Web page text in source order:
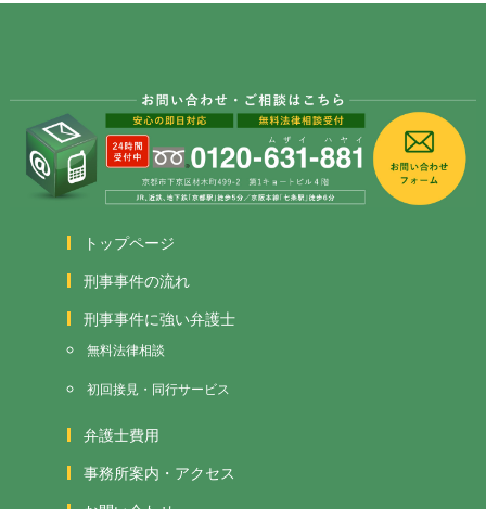
トップページ
刑事事件の流れ
刑事事件に強い弁護士
無料法律相談
初回接見・同行サービス
弁護士費用
事務所案内・アクセス